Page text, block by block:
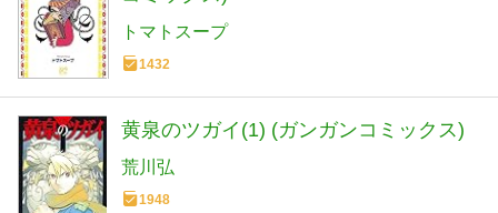
トマトスープ
1432
黄泉のツガイ(1) (ガンガンコミックス)
荒川弘
1948